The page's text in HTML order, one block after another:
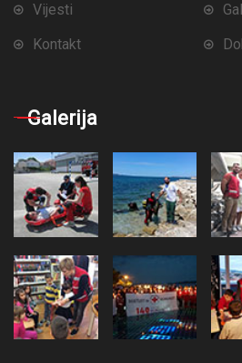
Vijesti
Kontakt
Galerija